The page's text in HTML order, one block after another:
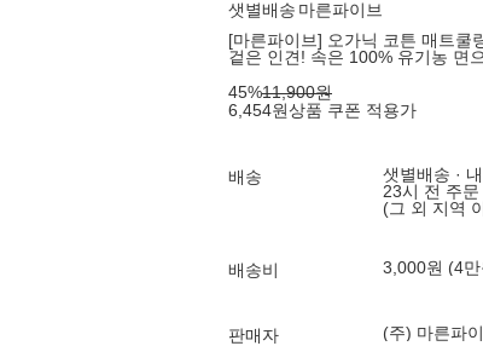
샛별배송 마른파이브
[마른파이브] 오가닉 코튼 매트쿨
겉은 인견! 속은 100% 유기농 면
45%11,900원
6,454원상품 쿠폰 적용가
배송
샛별배송 ·
23시 전 주
(그 외 지역
배송비 3,000원 (4
판매자 (주) 마른파